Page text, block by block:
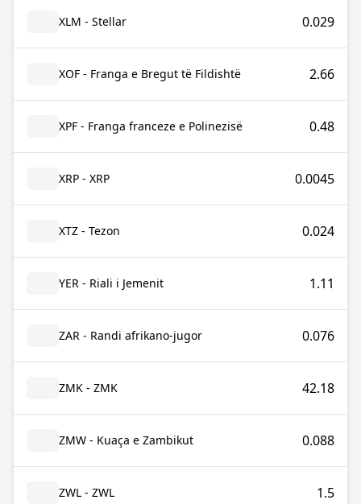
XLM - Stellar 0.029
XOF - Franga e Bregut të Fildishtë 2.66
XPF - Franga franceze e Polinezisë 0.48
XRP - XRP 0.0045
XTZ - Tezon 0.024
YER - Riali i Jemenit 1.11
ZAR - Randi afrikano-jugor 0.076
ZMK - ZMK 42.18
ZMW - Kuaça e Zambikut 0.088
ZWL - ZWL 1.5